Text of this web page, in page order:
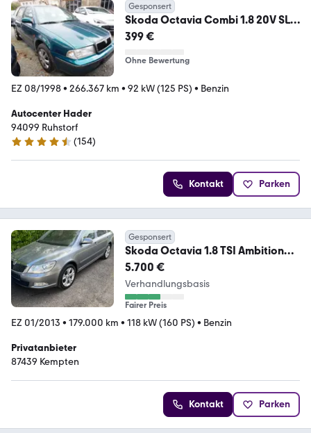
Gesponsert
Skoda Octavia Combi 1.8 20V SLX
KLIMA/ SD/ AHK/ SITZHZ
399 €
Ohne Bewertung
EZ 08/1998• 266.367 km • 92 kW (125 PS) • Benzin
Autocenter Hader
94099 Ruhstorf
4.6 Sterne
(154)
Kontakt Parken
Gesponsert
Skoda Octavia 1.8 TSI Ambition
Combi Ambition
5.700 €
Verhandlungsbasis
Fairer Preis
EZ 01/2013 • 179.000 km • 118 kW (160 PS) • Benzin
Privatanbieter
87439 Kempten
Kontakt Parken